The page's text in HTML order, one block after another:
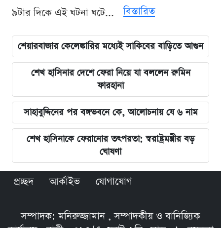
৯টার দিকে এই ঘটনা ঘটে...
বিস্তারিত
শেয়ারবাজার কেলেঙ্কারির মধ্যেই সাকিবের বাড়িতে আগুন
শেখ হাসিনার দেশে ফেরা নিয়ে যা বললেন রুমিন
ফারহানা
সাহাবুদ্দিনের পর বঙ্গভবনে কে, আলোচনায় যে ৬ নাম
শেখ হাসিনাকে ফেরানোর তৎপরতা: স্বরাষ্ট্রমন্ত্রীর বড়
ঘোষণা
প্রচ্ছদ আর্কাইভ যোগাযোগ
সম্পাদক: মনিরুজ্জামান , সম্পাদকীয় ও বানিজ্যিক